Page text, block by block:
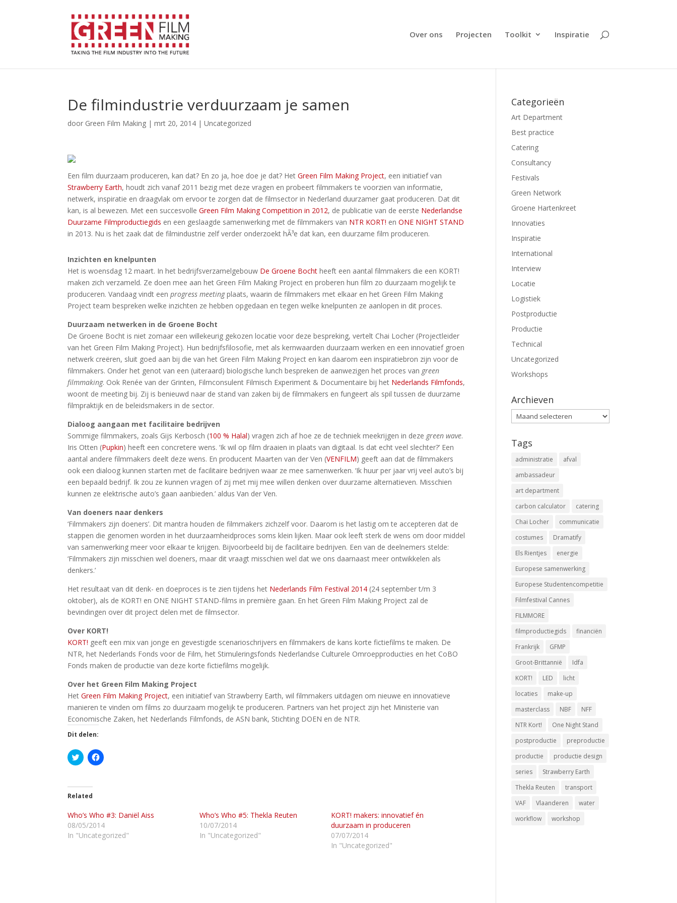
Over ons Projecten Toolkit Inspiratie
De filmindustrie verduurzaam je samen
door Green Film Making |mrt 20, 2014 |Uncategorized
Een film duurzaam produceren, kan dat? En zo ja, hoe doe je dat? HetGreen Film Making Project, een initiatief van
Strawberry Earth, houdt zich vanaf 2011 bezig met deze vragen en probeert filmmakers te voorzien van informatie,
netwerk, inspiratie en draagvlak om ervoor te zorgen dat de filmsector in Nederland duurzamer gaat produceren. Dat dit
kan, is al bewezen. Met een succesvolleGreen Film Making Competition in 2012, de publicatie van de eerste Nederlandse
Duurzame Filmproductiegids en een geslaagde samenwerking met de filmmakers van NTR KORT! enONE NIGHT STAND
in 2013. Nu is het zaak dat de filmindustrie zelf verder onderzoekt hÃ³e dat kan, een duurzame film produceren.
Inzichten en knelpunten
Het is woensdag 12 maart. In het bedrijfsverzamelgebouw De Groene Bocht heeft een aantal filmmakers die een KORT!
maken zich verzameld. Ze doen mee aan het Green Film Making Project en proberen hun film zo duurzaam mogelijk te
produceren. Vandaag vindt eenprogress meetingplaats, waarin de filmmakers met elkaar en het Green Film Making
Project team bespreken welke inzichten ze hebben opgedaan en tegen welke knelpunten ze aanlopen in dit proces.
Duurzaam netwerken in de Groene Bocht
De Groene Bocht is niet zomaar een willekeurig gekozen locatie voor deze bespreking, vertelt Chai Locher (Projectleider
van het Green Film Making Project). Hun bedrijfsfilosofie, met als kernwaarden duurzaam werken en een innovatief groen
netwerk creëren, sluit goed aan bij die van het Green Film Making Project en kan daarom een inspiratiebron zijn voor de
filmmakers. Onder het genot van een (uiteraard) biologische lunch bespreken de aanwezigen het proces van green
filmmaking. Ook Renée van der Grinten, Filmconsulent Filmisch Experiment & Documentaire bij het Nederlands Filmfonds,
woont de meeting bij. Zij is benieuwd naar de stand van zaken bij de filmmakers en fungeert als spil tussen de duurzame
filmpraktijk en de beleidsmakers in de sector.
Dialoog aangaan met facilitaire bedrijven
Sommige filmmakers, zoals Gijs Kerbosch (100 % Halal) vragen zich af hoe ze de techniek meekrijgen in deze green wave.
Iris Otten (Pupkin) heeft een concretere wens. ‘Ik wil op film draaien in plaats van digitaal. Is dat echt veel slechter?’ Een
aantal andere filmmakers deelt deze wens. En producent Maarten van der Ven (VENFILM) geeft aan dat de filmmakers
ook een dialoog kunnen starten met de facilitaire bedrijven waar ze mee samenwerken. ‘Ik huur per jaar vrij veel auto’s bij
een bepaald bedrijf. Ik zou ze kunnen vragen of zij met mij mee willen denken over duurzame alternatieven. Misschien
kunnen ze elektrische auto’s gaan aanbieden.’ aldus Van der Ven.
Van doeners naar denkers
‘Filmmakers zijn doeners’. Dit mantra houden de filmmakers zichzelf voor. Daarom is het lastig om te accepteren dat de
stappen die genomen worden in het duurzaamheidproces soms klein lijken. Maar ook leeft sterk de wens om door middel
van samenwerking meer voor elkaar te krijgen. Bijvoorbeeld bij de facilitaire bedrijven. Een van de deelnemers stelde:
‘Filmmakers zijn misschien wel doeners, maar dit vraagt misschien wel dat we ons daarnaast meer ontwikkelen als
denkers.’
Het resultaat van dit denk- en doeproces is te zien tijdens het Nederlands Film Festival 2014 (24 september t/m 3
oktober), als de KORT! en ONE NIGHT STAND-films in première gaan. En het Green Film Making Project zal de
bevindingen over dit project delen met de filmsector.
Over KORT!
KORT! geeft een mix van jonge en gevestigde scenarioschrijvers en filmmakers de kans korte fictiefilms te maken. De
NTR, het Nederlands Fonds voor de Film, het Stimuleringsfonds Nederlandse Culturele Omroepproducties en het CoBO
Fonds maken de productie van deze korte fictiefilms mogelijk.
Over het Green Film Making Project
HetGreen Film Making Project, een initiatief van Strawberry Earth, wil filmmakers uitdagen om nieuwe en innovatieve
manieren te vinden om films zo duurzaam mogelijk te produceren. Partners van het project zijn het Ministerie van
Economische Zaken, het Nederlands Filmfonds, de ASN bank, Stichting DOEN en de NTR.
Dit delen:
K
l
m
t
e
l
e
n
m
K
l
e
e
n
o
Related
Who’s Who #3: Daniël Aiss
08/05/2014
In "Uncategorized"
Who’s Who #5: Thekla Reuten
10/07/2014
In "Uncategorized"
KORT! makers: innovatief én
duurzaam in produceren
07/07/2014
In "Uncategorized"
Categorieën
Art Department
Best practice
Catering
Consultancy
Festivals
Green Network
Groene Hartenkreet
Innovaties
Inspiratie
International
Interview
Locatie
Logistiek
Postproductie
Productie
Technical
Uncategorized
Workshops
Archieven
Archieven
Tags
administratie
afval
ambassadeur
art department
carbon calculator
catering
Chai Locher
communicatie
costumes
Dramatify
Els Rientjes
energie
Europese samenwerking
Europese Studentencompetitie
Filmfestival Cannes
FILMMORE
filmproductiegids
financiën
Frankrijk
GFMP
Groot-Brittannië
Idfa
KORT!
LED
licht
locaties
make-up
masterclass
NBF
NFF
NTR Kort!
One Night Stand
postproductie
preproductie
productie
productie design
series
Strawberry Earth
Thekla Reuten
transport
VAF
Vlaanderen
water
workflow
workshop